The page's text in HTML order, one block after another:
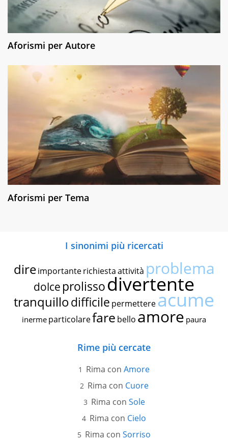
Aforismi per Autore
Aforismi per Tema
I sinonimi più ricercati
dire importante richiestaattività problema
dolce prolissodivertente
tranquillodifficile permettereacume
inerme particolarefare bello amore paura
Rime più cercate
Rima con Amore
Rima con Cuore
Rima con Sole
Rima con Cielo
Rima con Sorriso